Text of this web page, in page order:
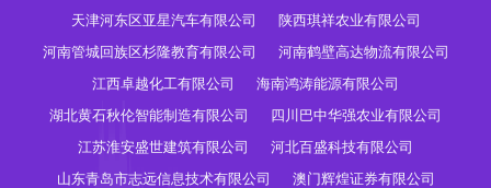
天津河东区亚星汽车有限公司
陕西琪祥农业有限公司
河南管城回族区杉隆教育有限公司
河南鹤壁高达物流有限公司
江西卓越化工有限公司
海南鸿涛能源有限公司
湖北黄石秋伦智能制造有限公司
四川巴中华强农业有限公司
江苏淮安盛世建筑有限公司
河北百盛科技有限公司
山东青岛市志远信息技术有限公司
澳门辉煌证券有限公司